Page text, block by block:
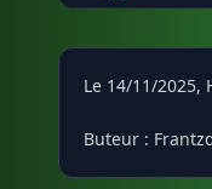
Le 14/11/2025,
Buteur :